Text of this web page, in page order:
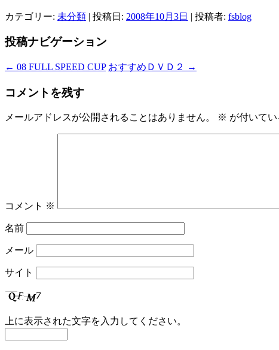
カテゴリー: 未分類 | 投稿日: 2008年10月3日 | 投稿者: fsblog
投稿ナビゲーション
← 08 FULL SPEED CUP おすすめＤＶＤ２ →
コメントを残す
メールアドレスが公開されることはありません。 ※ が付いて
コメント ※
名前
メール
サイト
上に表示された文字を入力してください。